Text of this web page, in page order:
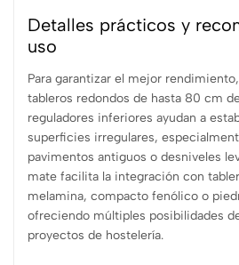
Detalles prácticos y
uso
Para garantizar el mejor
tableros redondos de hasta 80 cm
reguladores inferiores ayudan a
superficies irregulares,
pavimentos antiguos o desniveles
mate facilita la integración con
melamina, compacto fenólico o
ofreciendo múltiples posibilidades
proyectos de hostelería.